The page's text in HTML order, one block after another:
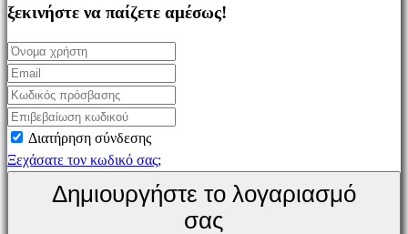
Simulation
Puzzle
Fighting
games
Παρουσιάσεις
Κοινότητα
ξεκινήστε να παίζετε αμέσως!
Διατήρηση σύνδεσης
Ξεχάσατε τον κωδικό σας;
Δημιουργήστε το λογαριασμό
σας